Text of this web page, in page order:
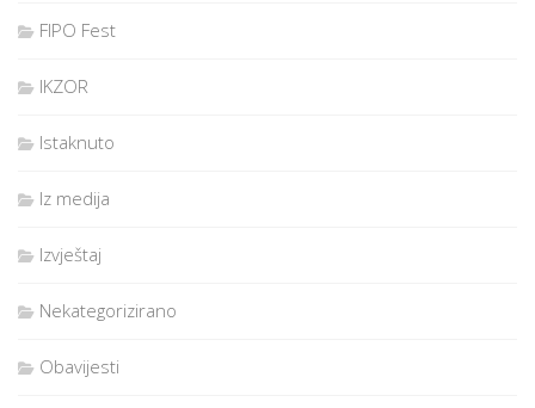
FIPO Fest
IKZOR
Istaknuto
Iz medija
Izvještaj
Nekategorizirano
Obavijesti